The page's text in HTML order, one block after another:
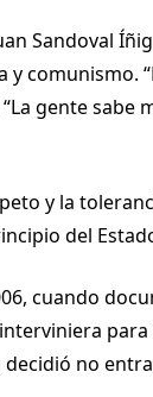
Sandoval
comunismo.
gente sabe
y la
del
cuando
no